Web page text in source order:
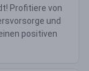
Profitiere von
und
positiven